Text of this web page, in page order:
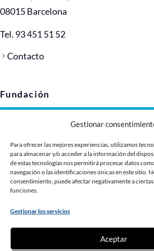
Gestionar
Para ofrecer las mejores experiencias, utilizamos
para almacenar y/o acceder a la información del
de estas tecnologías nos permitirá procesar datos
navegación o las identificaciones únicas en este sitio.
consentimiento, puede afectar negativamente a
funciones.
Gestionar los servicios
Aceptar
08015 Barcelona
Tel. 93 451 51 52
Contacto
Fundación
Política de cookies (UE)
Imagen corporativa
Dossier de presentación